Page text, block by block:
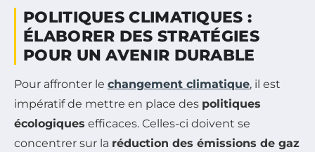
POLITIQUES CLIMATIQUES :
ÉLABORER DES STRATÉGIES
POUR UN AVENIR DURABLE
Pour affronter le changement climatique, il est
impératif de mettre en place des politiques
écologiques efficaces. Celles-ci doivent se
concentrer sur la réduction des émissions de gaz